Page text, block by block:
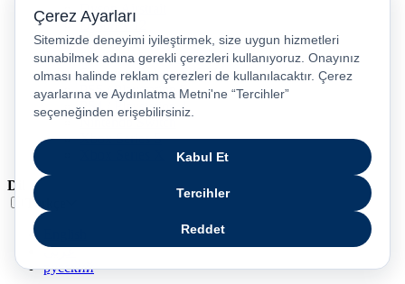
Dyson Airstrait
Dyson V12
Dyson V8
Samsung Galaxy S25
Samsung Galaxy S25 Ultra
PS5 / Playstation 5
PS4 / Playstation 4
Nintendo Switch
Xbox Series S
Dil
Türkçe
عربى
русский